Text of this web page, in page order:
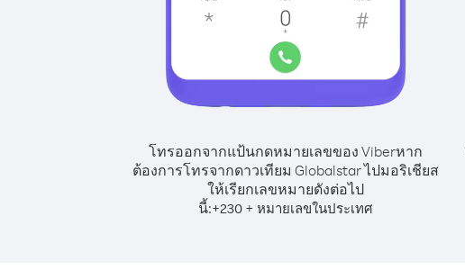
โทรออกจากแป้นกดหมายเลขของ Viberหาก
ต้องการโทรจากดาวเทียม Globalstar ไปมอริเชียส
ให้เรียกเลขหมายดังต่อไป
นี้:+230 + หมายเลขในประเทศ